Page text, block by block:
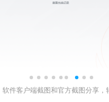
软件客户端截图和官方截图分享，